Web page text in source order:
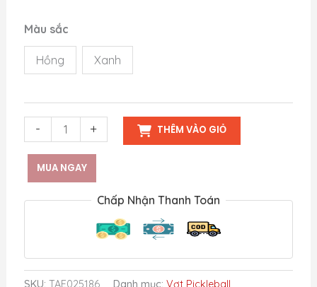
Màu sắc
Hồng Xanh
-
Pickleball
lượng
+ THÊM VÀO GIỎ
MUA NGAY
Chấp Nhận Thanh Toán
SKU: TAE025186 Danh mục: Vợt Pickleball